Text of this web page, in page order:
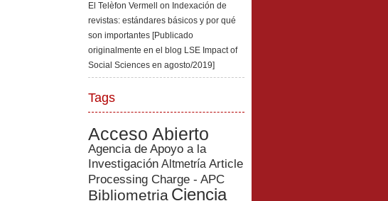
El Telèfon Vermell
on Indexación de
revistas: estándares básicos y por qué
son importantes [Publicado
originalmente en el blog LSE Impact of
Social Sciences en agosto/2019]
Tags
Acceso Abierto
Agencia de Apoyo a la
Investigación Altmetría Article
Processing Charge - APC
Bibliometria Ciencia